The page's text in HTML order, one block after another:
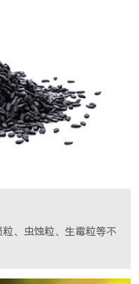
、虫蚀粒、生霉粒等不